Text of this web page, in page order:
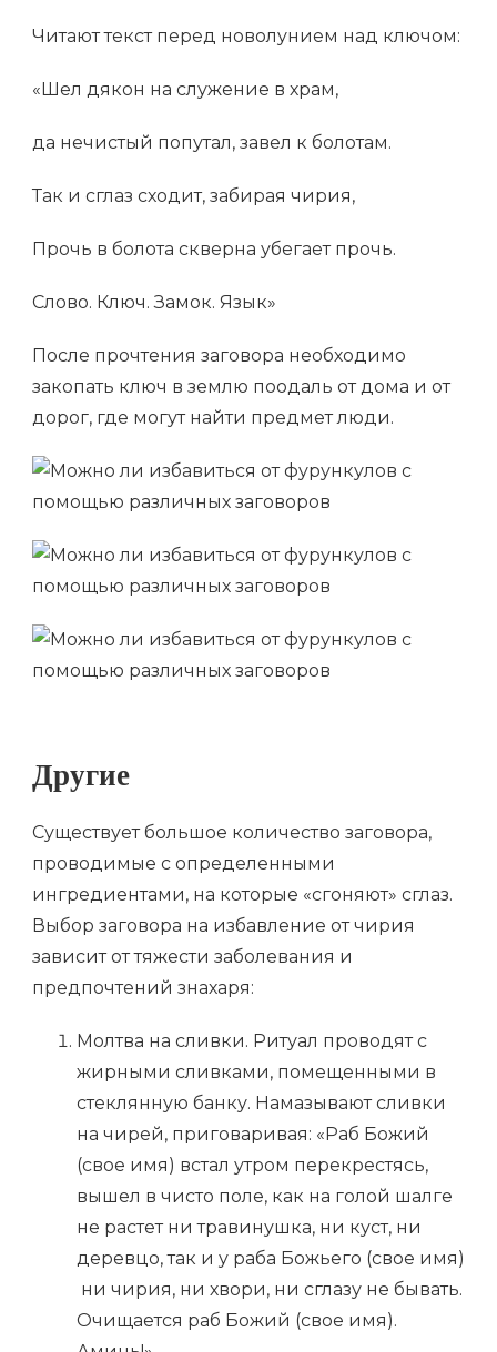
Читают текст перед новолунием над ключом:
«Шел дякон на служение в храм,
да нечистый попутал, завел к болотам.
Так и сглаз сходит, забирая чирия,
Прочь в болота скверна убегает прочь.
Слово. Ключ. Замок. Язык»
После прочтения заговора необходимо
закопать ключ в землю поодаль от дома и от
дорог, где могут найти предмет люди.
Другие
Существует большое количество заговора,
проводимые с определенными
ингредиентами, на которые «сгоняют» сглаз.
Выбор заговора на избавление от чирия
зависит от тяжести заболевания и
предпочтений знахаря:
Молтва на сливки. Ритуал проводят с
жирными сливками, помещенными в
стеклянную банку. Намазывают сливки
на чирей, приговаривая: «Раб Божий
(свое имя) встал утром перекрестясь,
вышел в чисто поле, как на голой шалге
не растет ни травинушка, ни куст, ни
деревцо, так и у раба Божьего (свое имя)
ни чирия, ни хвори, ни сглазу не бывать.
Очищается раб Божий (свое имя).